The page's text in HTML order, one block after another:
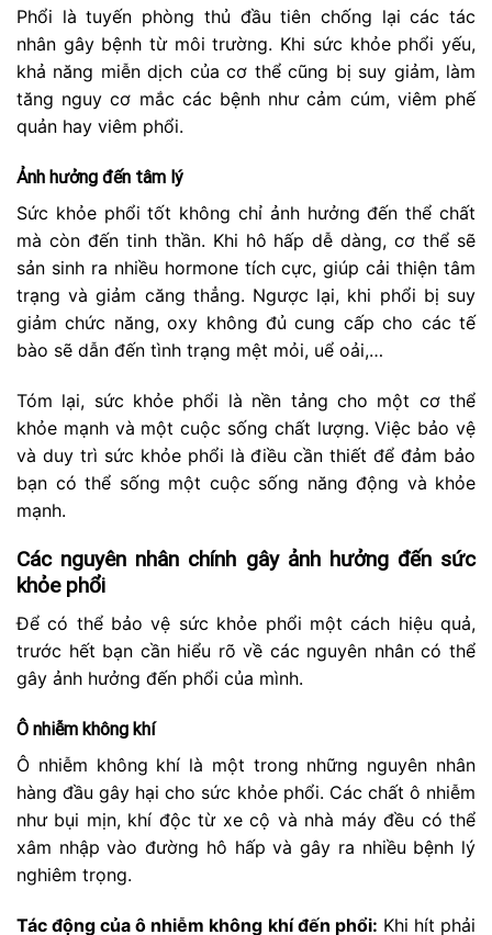
Phổi là tuyến phòng thủ đầu tiên chống lại các tác
nhân gây bệnh từ môi trường. Khi sức khỏe phổi yếu,
khả năng miễn dịch của cơ thể cũng bị suy giảm, làm
tăng nguy cơ mắc các bệnh như cảm cúm, viêm phế
quản hay viêm phổi.
Ảnh hưởng đến tâm lý
Sức khỏe phổi tốt không chỉ ảnh hưởng đến thể chất
mà còn đến tinh thần. Khi hô hấp dễ dàng, cơ thể sẽ
sản sinh ra nhiều hormone tích cực, giúp cải thiện tâm
trạng và giảm căng thẳng. Ngược lại, khi phổi bị suy
giảm chức năng, oxy không đủ cung cấp cho các tế
bào sẽ dẫn đến tình trạng mệt mỏi, uể oải,…
Tóm lại, sức khỏe phổi là nền tảng cho một cơ thể
khỏe mạnh và một cuộc sống chất lượng. Việc bảo vệ
và duy trì sức khỏe phổi là điều cần thiết để đảm bảo
bạn có thể sống một cuộc sống năng động và khỏe
mạnh.
Các nguyên nhân chính gây ảnh hưởng đến sức
khỏe phổi
Để có thể bảo vệ sức khỏe phổi một cách hiệu quả,
trước hết bạn cần hiểu rõ về các nguyên nhân có thể
gây ảnh hưởng đến phổi của mình.
Ô nhiễm không khí
Ô nhiễm không khí là một trong những nguyên nhân
hàng đầu gây hại cho sức khỏe phổi. Các chất ô nhiễm
như bụi mịn, khí độc từ xe cộ và nhà máy đều có thể
xâm nhập vào đường hô hấp và gây ra nhiều bệnh lý
nghiêm trọng.
Tác động của ô nhiễm không khí đến phổi: Khi hít phải